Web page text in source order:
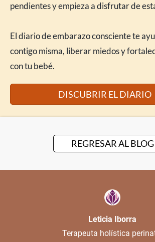
pendientes y empieza a disfrutar de
El diario de embarazo consciente te
contigo misma, liberar miedos y
con tu bebé.
DISCUBRIR EL DIARIO
REGRESAR AL BLOG
Leticia Iborra
Terapeuta holística